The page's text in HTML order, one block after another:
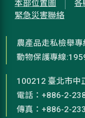
本部位置圖
各
緊急災害聯絡
農產品走私檢舉
動物保護專線
100212 臺北市中
電話：+886-2-
傳真：+886-2-